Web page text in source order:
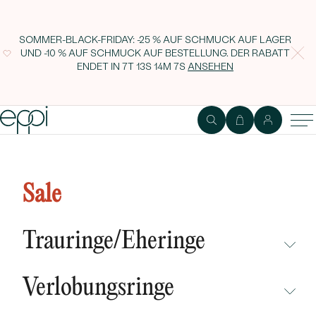
SOMMER-BLACK-FRIDAY: -25 % AUF SCHMUCK AUF LAGER
UND -10 % AUF SCHMUCK AUF BESTELLUNG. DER RABATT
ENDET IN 7T 13S 14M 6S ANSEHEN
Sale
Trauringe/Eheringe
NEUHEITEN
Verlobungsringe
in Tropfenform Savanna